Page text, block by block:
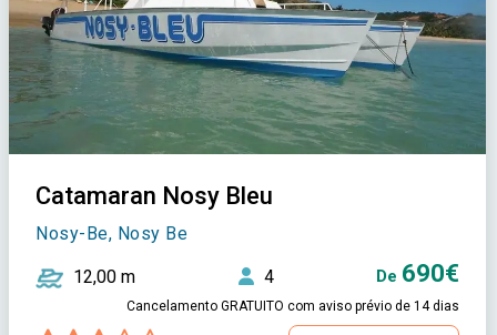
Catamaran Nosy Bleu
Nosy-Be, Nosy Be
12,00 m 4 De 690€
Cancelamento GRATUITO com aviso prévio de 14 dias